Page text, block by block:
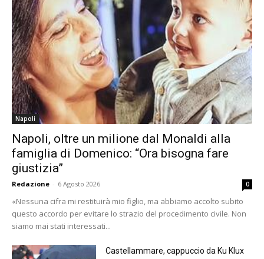
Napoli
Napoli, oltre un milione dal Monaldi alla
famiglia di Domenico: “Ora bisogna fare
giustizia”
Redazione - 6 Agosto 2026 0
«Nessuna cifra mi restituirà mio figlio, ma abbiamo accolto subito
questo accordo per evitare lo strazio del procedimento civile. Non
siamo mai stati interessati...
Castellammare, cappuccio da Ku Klux